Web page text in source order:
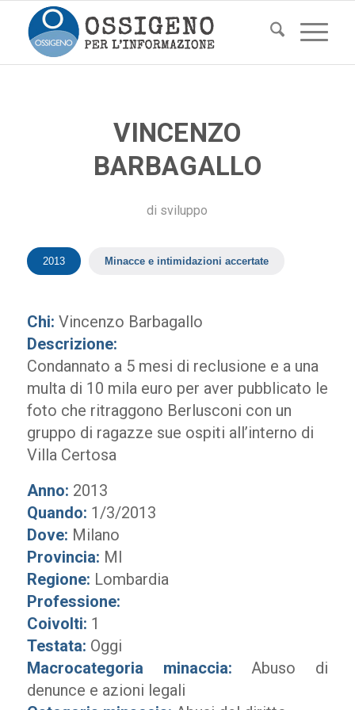
VINCENZO
BARBAGALLO
di sviluppo
2013 Minacce e intimidazioni accertate
Chi: Vincenzo Barbagallo
Descrizione:
Condannato a 5 mesi di reclusione e a una
multa di 10 mila euro per aver pubblicato le
foto che ritraggono Berlusconi con un
gruppo di ragazze sue ospiti all’interno di
Villa Certosa
Anno: 2013
Quando: 1/3/2013
Dove: Milano
Provincia: MI
Regione: Lombardia
Professione:
Coivolti: 1
Testata: Oggi
Macrocategoria minaccia: Abuso di
denunce e azioni legali